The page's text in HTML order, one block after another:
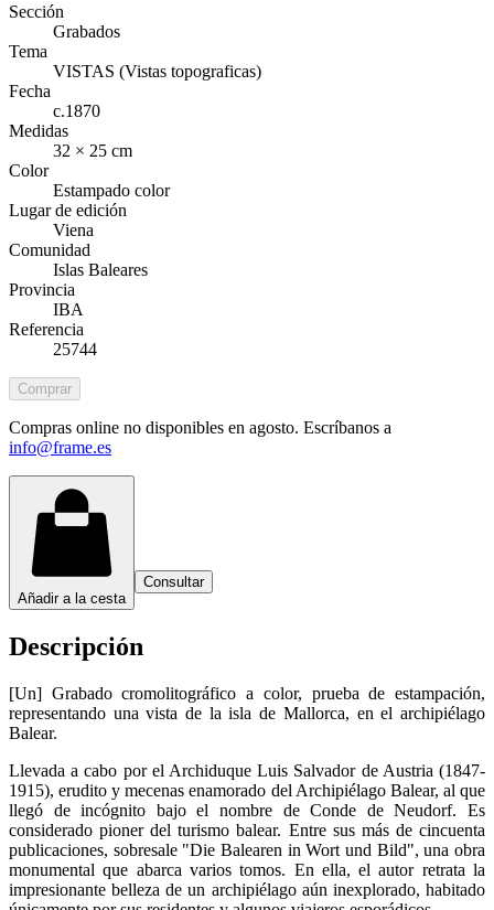
Sección
Grabados
Tema
VISTAS (Vistas topograficas)
Fecha
c.1870
Medidas
32 × 25 cm
Color
Estampado color
Lugar de edición
Viena
Comunidad
Islas Baleares
Provincia
IBA
Referencia
25744
Comprar
Compras online no disponibles en agosto. Escríbanos a
info@frame.es
Añadir a la cesta
Consultar
Descripción
[Un] Grabado cromolitográfico a color, prueba de estampación,
representando una vista de la isla de Mallorca, en el archipiélago
Balear.
Llevada a cabo por el Archiduque Luis Salvador de Austria (1847-
1915), erudito y mecenas enamorado del Archipiélago Balear, al que
llegó de incógnito bajo el nombre de Conde de Neudorf. Es
considerado pioner del turismo balear. Entre sus más de cincuenta
publicaciones, sobresale "Die Balearen in Wort und Bild", una obra
monumental que abarca varios tomos. En ella, el autor retrata la
impresionante belleza de un archipiélago aún inexplorado, habitado